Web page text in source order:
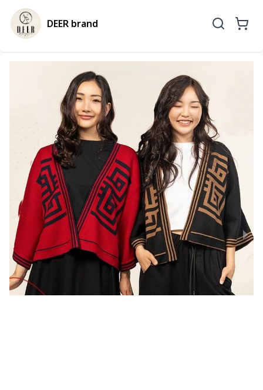
DEER brand